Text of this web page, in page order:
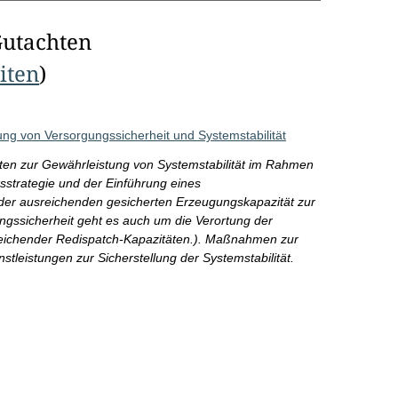
)
von Versorgungssicherheit und Systemstabilität
zur Gewährleistung von Systemstabilität im Rahmen
und der Einführung eines
ausreichenden gesicherten Erzeugungskapazität zur
geht es auch um die Verortung der
Redispatch-Kapazitäten.). Maßnahmen zur
zur Sicherstellung der Systemstabilität.